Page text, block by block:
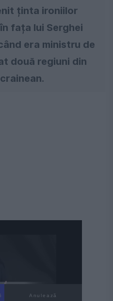
ținta ironiilor
fața lui Serghei
era ministru de
două regiuni din
Anulează